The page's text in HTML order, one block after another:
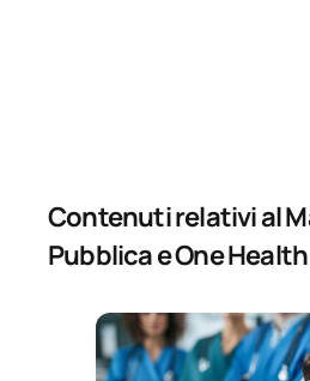
Contenuti relativi al
Pubblica e One Health